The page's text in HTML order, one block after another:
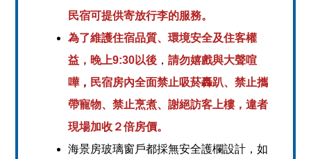
民宿可提供寄放行李的服務。
為了維護住宿品質、環境安全及住客權
益，晚上9:30以後 ，請勿嬉戲與大聲喧
嘩， 民宿房內全面禁止吸菸轟趴、禁止攜
帶寵物、禁止烹煮、謝絕訪客上樓，違者
現場加收２倍房價。
海景房玻璃窗戶都採無安全護欄設計，如